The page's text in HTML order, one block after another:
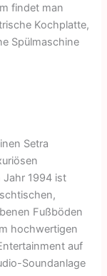
findet man
Kochplatte,
Spülmaschine
Setra
Jahr 1994 ist
Fußböden
hochwertigen
auf
Soundanlage